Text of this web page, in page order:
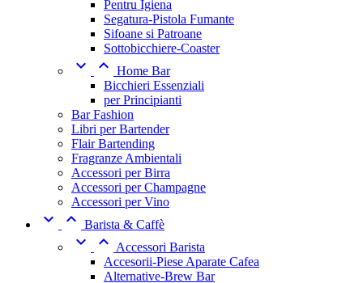
Pentru Igiena
Segatura-Pistola Fumante
Sifoane si Patroane
Sottobicchiere-Coaster
  Home Bar
Bicchieri Essenziali
per Principianti
Bar Fashion
Libri per Bartender
Flair Bartending
Fragranze Ambientali
Accessori per Birra
Accessori per Champagne
Accessori per Vino
  Barista & Caffè
  Accessori Barista
Accesorii-Piese Aparate Cafea
Alternative-Brew Bar